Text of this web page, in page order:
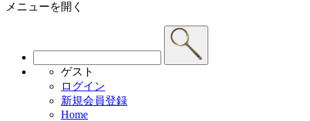
メニューを開く
ゲスト
ログイン
新規会員登録
Home